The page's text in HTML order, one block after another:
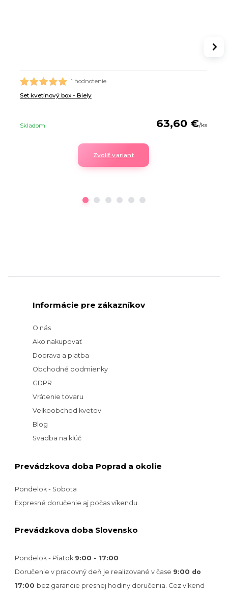
1 hodnotenie
Set kvetinový box - Biely
63,60 €/ks
Skladom
Zvoliť variant
Informácie pre zákazníkov
O nás
Ako nakupovať
Doprava a platba
Obchodné podmienky
GDPR
Vrátenie tovaru
Veľkoobchod kvetov
Blog
Svadba na kľúč
Prevádzkova doba Poprad a okolie
Pondelok - Sobota
Expresné doručenie aj počas víkendu.
Prevádzkova doba Slovensko
Pondelok - Piatok 9:00 - 17:00
Doručenie v pracovný deň je realizované v čase 9:00 do
17:00 bez garancie presnej hodiny doručenia. Cez víkend